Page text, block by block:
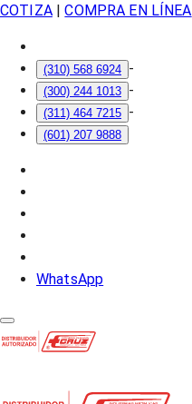
COTIZA| COMPRA EN LÍNEA
(310) 568 6924 -
(300) 244 1013 -
(311) 464 7215 -
(601) 207 9888
WhatsApp